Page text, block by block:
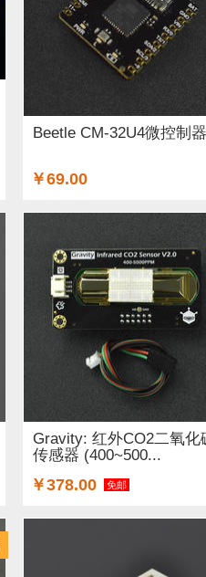
Beetle CM-32U4微控制器
￥69.00
Gravity: 红外CO2二氧化
传感器 (400~500...
￥378.00 免邮